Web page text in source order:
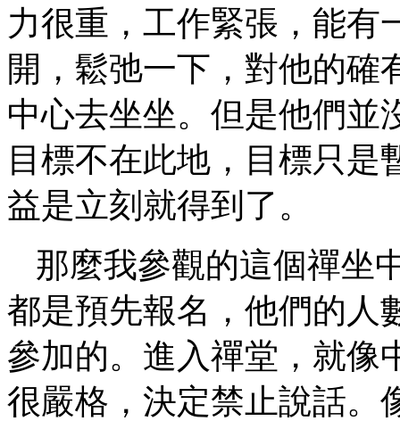
力很重，工作緊張，能有
開，鬆弛一下，對他的確
中心去坐坐。但是他們並
目標不在此地，目標只
益是立刻就得到了。
那麼我參觀的這個禪坐
都是預先報名，他們的人
參加的。進入禪堂，就像
很嚴格，決定禁止說話。